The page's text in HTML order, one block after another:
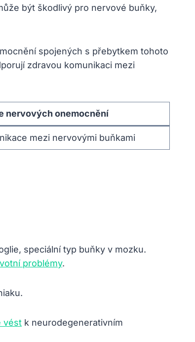
být škodlivý pro nervové buňky,
spojených s přebytkem tohoto
zdravou komunikaci mezi
nervových onemocnění
mezi nervovými buňkami
speciální typ buňky v mozku.
problémy.
vést k neurodegenerativním